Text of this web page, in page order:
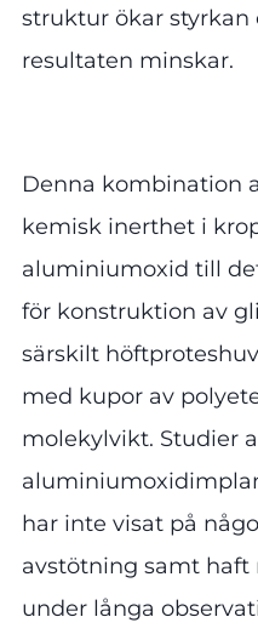
struktur ökar styrkan
resultaten minskar.
Denna kombination
kemisk inerthet i
aluminiumoxid till
för konstruktion av
särskilt
med kupor av
molekylvikt. Studier
har inte visat på
avstötning samt haft
under långa